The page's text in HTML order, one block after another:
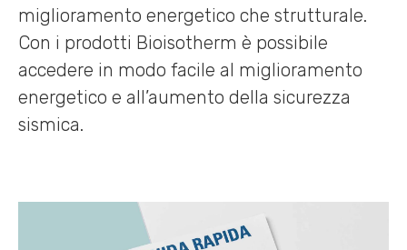
miglioramento energetico che strutturale.
Con i prodotti Bioisotherm è possibile
accedere in modo facile al miglioramento
energetico e all’aumento della sicurezza
sismica.